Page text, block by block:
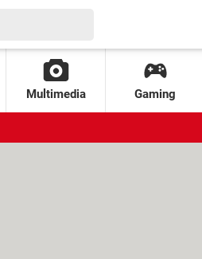
Multimedia Gaming